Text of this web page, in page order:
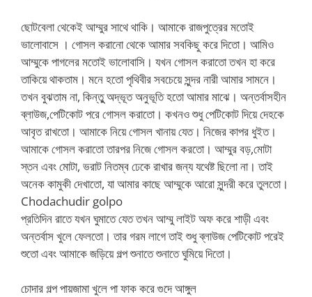
ছোটবেলা থেকেই আম্মুর সাথে থাকি। আমাকে রাজপুত্রের মতোই
ভালোবাসে । গোসল করানো থেকে আমার সবকিছু করে দিতো। আমিও
আম্মুকে পাগলের মতোই ভালোবাসি। যখন গোসল করাতো তখন হা করে
তাকিয়ে থাকতাম। মনে হতো পৃথিবীর সবচেয়ে সুন্দর নারী আমার সামনে।
তখন বুঝতাম না, কিন্তুু অদ্ভূত অনুভূতি হতো আমার মাঝে। অন্তর্বাসহীন
ব্লাউজ,পেটিকোট পরে গোসল করাতো। কখনও শুধু পেটিকোট দিয়ে দেহকে
আবৃত রাখতো। আমাকে নিয়ে গোসল খানায় যেত। নিজের কাপর ধুইত।
আমাকে গোসল করাতো তারপর নিজে গোসল করতো। আম্মুর বড়,মোটা
স্তন এবং মোটা, ভরাট নিতম্ব ঢেকে রাখার জন্য যথেষ্ট ছিলো না। তাই
অনেক কামুকী দেখাতো, যা আমার কাছে আম্মুকে আরো সুন্দরী করে তুলতো।
Chodachudir golpo
প্রতিদিন রাতে যখন ঘুমাতে যেত তখন আম্মু লাইট অফ করে শাড়ী এবং
অন্তর্বাস খুলে ফেলতো। তার গরম লাগে তাই শুধু ব্লাউজ পেটিকোট পরেই
শুতো এবং আমাকে জড়িয়ে গল্প শুনাতে শুনাতে ঘুমিয়ে দিতো।
চোদার গল্প পায়জামা খুলে পা ফাক করে গুদে আঙ্গুল